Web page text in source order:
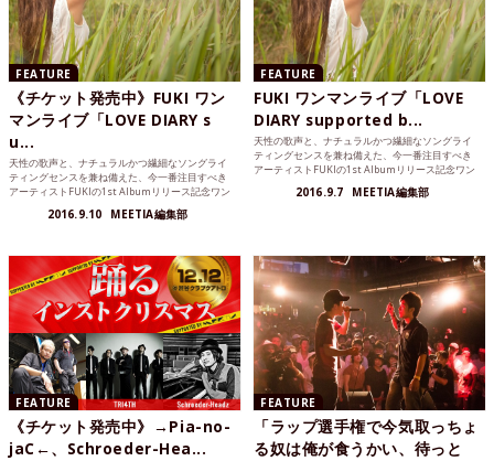
FEATURE
《チケット発売中》FUKI ワン
マンライブ「LOVE DIARY s
u...
天性の歌声と、ナチュラルかつ繊細なソングライ
ティングセンスを兼ね備えた、今一番注目すべき
アーティストFUKIの1st Albumリリース記念ワン
2016.9.10 MEETIA編集部
FEATURE
FUKI ワンマンライブ「LOVE
DIARY supported b...
天性の歌声と、ナチュラルかつ繊細なソングライ
ティングセンスを兼ね備えた、今一番注目すべき
アーティストFUKIの1st Albumリリース記念ワン
2016.9.7 MEETIA編集部
FEATURE
《チケット発売中》→Pia-no-
jaC←、Schroeder-Hea...
FEATURE
「ラップ選手権で今気取っちょ
る奴は俺が食うかい、待っと